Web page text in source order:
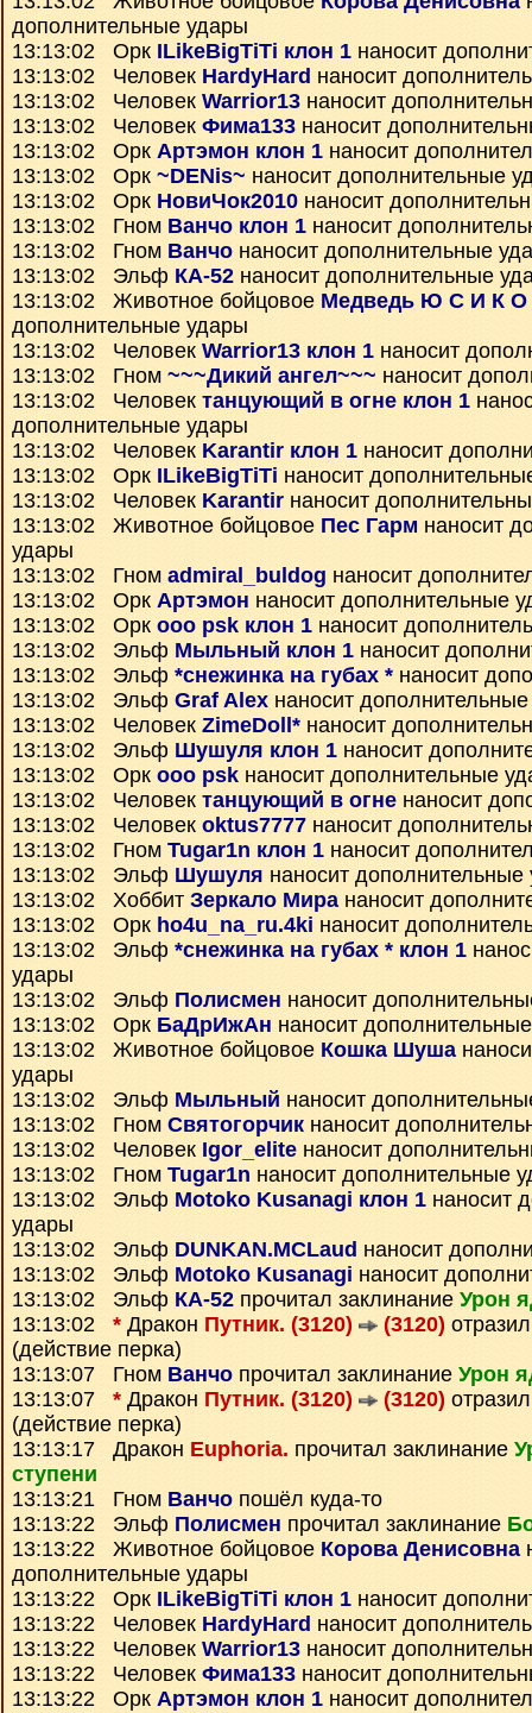
дополнительные удары
13:13:02 Орк ILikeBigTiTi клон 1 наносит
13:13:02 Человек HardyHard наносит
13:13:02 Человек Warrior13 наносит
13:13:02 Человек Фима133 наносит
13:13:02 Орк Артэмон клон 1 наносит
13:13:02 Орк ~DENis~ наносит дополнительные
13:13:02 Орк НовиЧок2010 наносит
13:13:02 Гном Ванчо клон 1 наносит
13:13:02 Гном Ванчо наносит дополнительные
13:13:02 Эльф КА-52 наносит дополнительные
13:13:02 Животное бойцовое Медведь Ю С И К О
дополнительные удары
13:13:02 Человек Warrior13 клон 1 наносит
13:13:02 Гном ~~~Дикий ангел~~~ наносит
13:13:02 Человек танцующий в огне клон 1
дополнительные удары
13:13:02 Человек Karantir клон 1 наносит
13:13:02 Орк ILikeBigTiTi наносит
13:13:02 Человек Karantir наносит
13:13:02 Животное бойцовое Пес Гарм наносит
удары
13:13:02 Гном admiral_buldog наносит
13:13:02 Орк Артэмон наносит дополнительные
13:13:02 Орк ooo psk клон 1 наносит
13:13:02 Эльф Мыльный клон 1 наносит
13:13:02 Эльф *снежинка на губах * наносит
13:13:02 Эльф Graf Alex наносит
13:13:02 Человек ZimeDoll* наносит
13:13:02 Эльф Шушуля клон 1 наносит
13:13:02 Орк ooo psk наносит дополнительные
13:13:02 Человек танцующий в огне наносит
13:13:02 Человек oktus7777 наносит
13:13:02 Гном Tugar1n клон 1 наносит
13:13:02 Эльф Шушуля наносит дополнительные
13:13:02 Хоббит Зеркало Мирананосит
13:13:02 Орк ho4u_na_ru.4ki наносит
13:13:02 Эльф *снежинка на губах * клон 1
удары
13:13:02 Эльф Полисмен наносит
13:13:02 Орк БаДрИжАн наносит
13:13:02 Животное бойцовое Кошка Шуша
удары
13:13:02 Эльф Мыльный наносит
13:13:02 Гном Святогорчик наносит
13:13:02 Человек Igor_elite наносит
13:13:02 Гном Tugar1n наносит дополнительные
13:13:02 Эльф Motoko Kusanagi клон 1 наносит
удары
13:13:02 Эльф DUNKAN.MCLaud наносит
13:13:02 Эльф Motoko Kusanagi наносит
13:13:02 Эльф КА-52 прочитал заклинание Урон
13:13:02 * Дракон Путник. (3120) (3120)
(действие перка)
13:13:07 Гном Ванчо прочитал заклинание Урон
13:13:07 * Дракон Путник. (3120) (3120)
(действие перка)
13:13:17 Дракон Euphoria. прочитал заклинание
ступени
13:13:21 Гном Ванчо пошёл куда-то
13:13:22 Эльф Полисмен прочитал заклинание
13:13:22 Животное бойцовое Корова Денисовна
дополнительные удары
13:13:22 Орк ILikeBigTiTi клон 1 наносит
13:13:22 Человек HardyHard наносит
13:13:22 Человек Warrior13 наносит
13:13:22 Человек Фима133 наносит
13:13:22 Орк Артэмон клон 1 наносит